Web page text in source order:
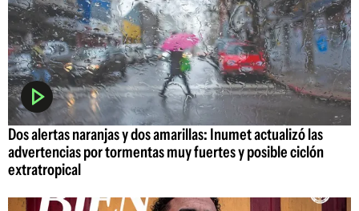
Dos alertas naranjas y dos amarillas: Inumet actualizó las
advertencias por tormentas muy fuertes y posible ciclón
extratropical